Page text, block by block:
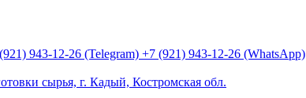
943-12-26 (Telegram) +7 (921) 943-12-26 (WhatsApp)